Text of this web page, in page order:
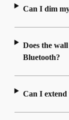
Can I dim
Does the
Bluetooth?
Can I